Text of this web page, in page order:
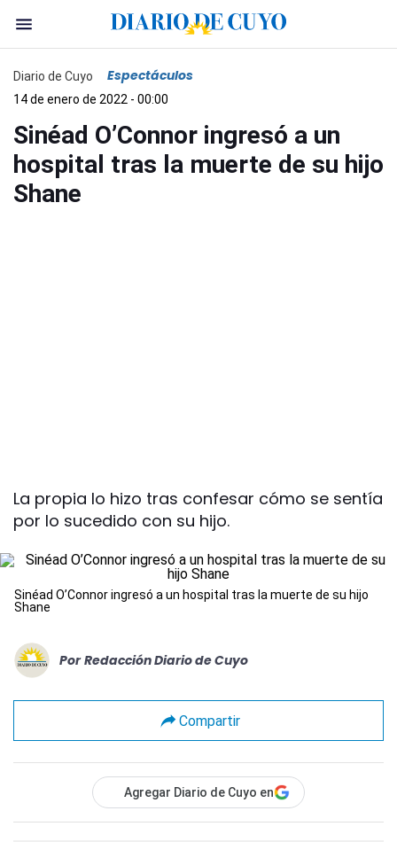
Diario de Cuyo Espectáculos
14 de enero de 2022 - 00:00
Sinéad O’Connor ingresó a un
hospital tras la muerte de su hijo
Shane
La propia lo hizo tras confesar cómo se sentía
por lo sucedido con su hijo.
Sinéad O’Connor ingresó a un hospital tras la muerte de su hijo
Shane
Por Redacción Diario de Cuyo
Compartir
Agregar Diario de Cuyo en